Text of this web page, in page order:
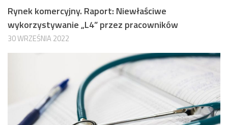
Rynek komercyjny. Raport: Niewłaściwe
wykorzystywanie „L4” przez pracowników
30 WRZEŚNIA 2022